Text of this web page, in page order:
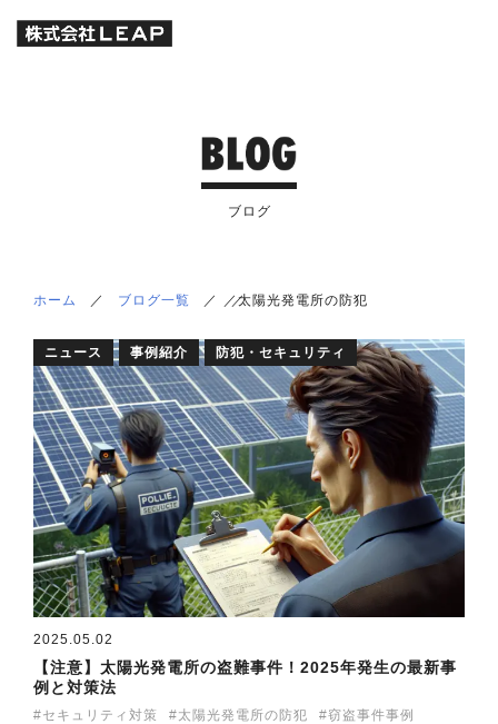
ブログ
ホーム ／ ブログ一覧 ／ ／
／太陽光発電所の防犯
ニュース 事例紹介 防犯・セキュリティ
2025.05.02
【注意】太陽光発電所の盗難事件！2025年発生の最新事
例と対策法
セキュリティ対策 太陽光発電所の防犯 窃盗事件事例